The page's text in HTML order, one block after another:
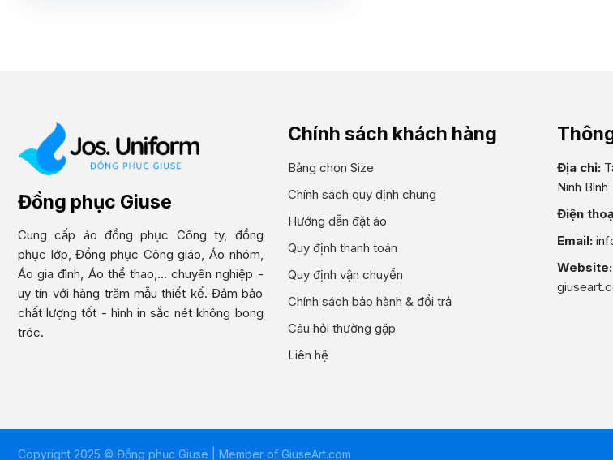
Đồng phục Giuse
Cung cấp áo đồng phục Công ty, đồng
phục lớp, Đồng phục Công giáo, Áo nhóm,
Áo gia đình, Áo thể thao,... chuyên nghiệp -
uy tín với hàng trăm mẫu thiết kế. Đảm bảo
chất lượng tốt - hình in sắc nét không bong
tróc.
Chính sách khách hàng
Bảng chọn Size
Chính sách quy định chung
Hướng dẫn đặt áo
Quy định thanh toán
Quy định vận chuyển
Chính sách bảo hành & đổi trả
Câu hỏi thường gặp
Liên hệ
Địa chỉ:
Ninh Bình
Điện
Email:
Website:
Copyright 2025 © Đồng phục Giuse | Member of GiuseArt.com